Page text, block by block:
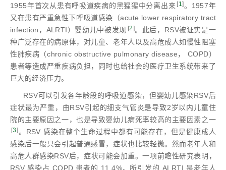
1955年首次从患有呼吸道疾病的黑猩猩中分离出来 [1]。1957年
又在患有严重急性下呼吸道感染（acute lower respiratory tract
infection，ALRTI）婴幼儿中被发现 [2]。此后，RSV被证实是一
种广泛存在的病原体，对儿童、老年人以及高危成人如慢性阻塞
性肺疾病（chronic obstructive pulmonary disease， COPD）
患者等造成严重疾病负担，同时也给社会的医疗卫生系统带来了
巨大的经济压力。
RSV可以引发各年龄段的呼吸道感染，但婴幼儿感染RSV后
症状最为严重，由RSV引起的细支气管炎是导致2岁以内儿童住
院的主要原因之一，也是导致婴幼儿病死率较高的主要因素之一
[3]。RSV 感染在整个生命过程中都有可能存在，但是健康成人
感染后一般只会引起普通感冒，症状也比较轻微。然而老年人和
高危人群感染RSV后，症状可能会加重。一项前瞻性研究表明，
RSV 感染占 COPD 患者的 11.4%，所引发的 ALRTI 是老年人